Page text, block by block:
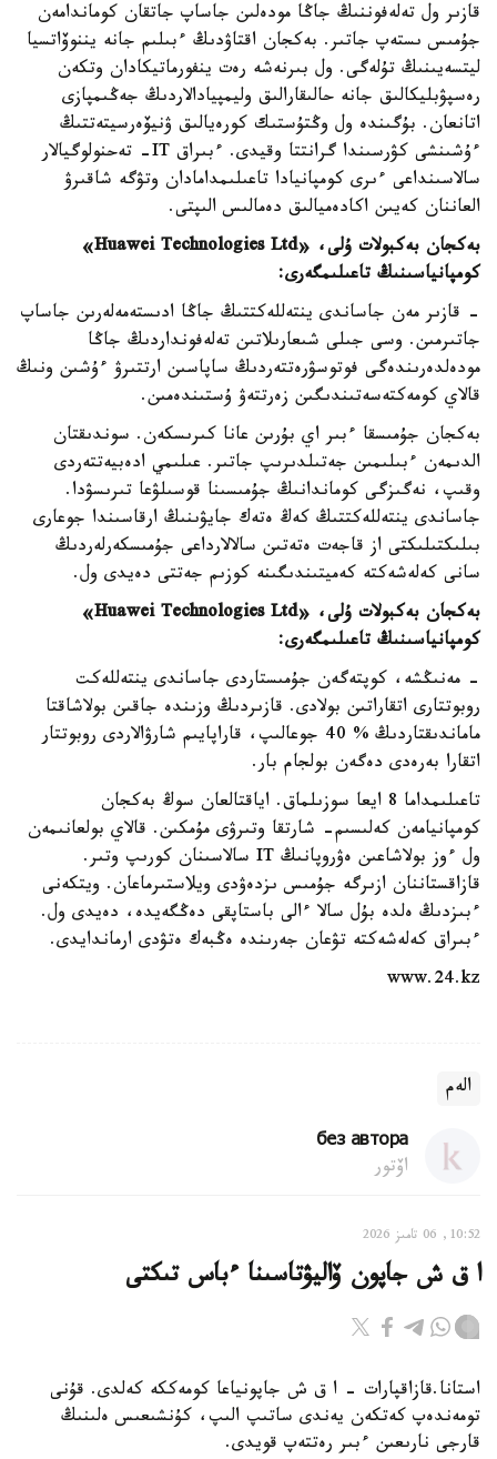
قازىر ول تەلەفوننىڭ جاڭا مودەلىن جاساپ جاتقان كوماندامەن
جۇمىس ىستەپ جاتىر. بەكجان اقتاۋدىڭ ءبىلىم جانە يننوۆاتسيا
ليتسەيىنىڭ تۇلەگى. ول بىرنەشە رەت ينفورماتيكادان وتكەن
رەسپۋبليكالىق جانە حالىقارالىق وليمپيادالاردىڭ جەڭىمپازى
اتانعان. بۇگىندە ول وڭتۇستىك كورەيالىق ۋنيۆەرسيتەتتىڭ
ءۇشىنشى كۋرسىندا گرانتتا وقيدى. ءبىراق IT- تەحنولوگيالار
سالاسىنداعى ءىرى كومپانيادا تاعىلىمدامادان وتۋگە شاقىرۋ
العاننان كەيىن اكادەميالىق دەمالىس الىپتى.
بەكجان بەكبولات ۇلى، «Huawei Technologies Ltd»
كومپانياسىنىڭ تاعىلىمگەرى:
- قازىر مەن جاساندى ينتەللەكتتىڭ جاڭا ادىستەمەلەرىن جاساپ
جاتىرمىن. وسى جىلى شىعارىلاتىن تەلەفونداردىڭ جاڭا
مودەلدەرىندەگى فوتوسۋرەتتەردىڭ ساپاسىن ارتتىرۋ ءۇشىن ونىڭ
قالاي كومەكتەسەتىندىگىن زەرتتەۋ ۇستىندەمىن.
بەكجان جۇمىسقا ءبىر اي بۇرىن عانا كىرىسكەن. سوندىقتان
الدىمەن ءبىلىمىن جەتىلدىرىپ جاتىر. عىلىمي ادەبيەتتەردى
وقىپ، نەگىزگى كوماندانىڭ جۇمىسىنا قوسىلۋعا تىرىسۋدا.
جاساندى ينتەللەكتتىڭ كەڭ ەتەك جايۋىنىڭ ارقاسىندا جوعارى
بىلىكتىلىكتى از قاجەت ەتەتىن سالالارداعى جۇمىسكەرلەردىڭ
سانى كەلەشەكتە كەميتىندىگىنە كوزىم جەتتى دەيدى ول.
بەكجان بەكبولات ۇلى، «Huawei Technologies Ltd»
كومپانياسىنىڭ تاعىلىمگەرى:
- مەنىڭشە، كوپتەگەن جۇمىستاردى جاساندى ينتەللەكت
روبوتتارى اتقاراتىن بولادى. قازىردىڭ وزىندە جاقىن بولاشاقتا
ماماندىقتاردىڭ % 40 جوعالىپ، قاراپايىم شارۋالاردى روبوتتار
اتقارا بەرەدى دەگەن بولجام بار.
تاعىلىمداما 8 ايعا سوزىلماق. اياقتالعان سوڭ بەكجان
كومپانيامەن كەلىسىم- شارتقا وتىرۋى مۇمكىن. قالاي بولعانىمەن
ول ءوز بولاشاعىن ەۋروپانىڭ IT سالاسىنان كورىپ وتىر.
قازاقستاننان ازىرگە جۇمىس ىزدەۋدى ويلاستىرماعان. ويتكەنى
ءبىزدىڭ ەلدە بۇل سالا ءالى باستاپقى دەڭگەيدە، دەيدى ول.
ءبىراق كەلەشەكتە تۋعان جەرىندە ەڭبەك ەتۋدى ارماندايدى.
www.24.kz
الەم
без автора
اۆتور
10:52, 06 تامىز 2026
ا ق ش جاپون ۆاليۋتاسىنا ءباس تىكتى
استانا.قازاقپارات - ا ق ش جاپونياعا كومەككە كەلدى. قۇنى
تومەندەپ كەتكەن يەندى ساتىپ الىپ، كۇنشىعىس ەلىنىڭ
قارجى نارىعىن ءبىر رەتتەپ قويدى.